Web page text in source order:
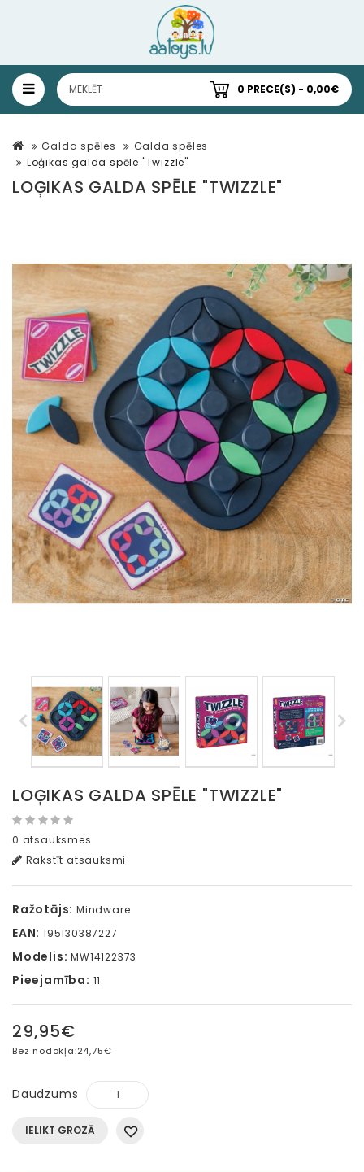
0 PRECE(S) - 0,00€
Galda spēles
Galda spēles
Loģikas galda spēle "Twizzle"
LOĢIKAS GALDA SPĒLE "TWIZZLE"
LOĢIKAS GALDA SPĒLE "TWIZZLE"
0 atsauksmes
Rakstīt atsauksmi
Ražotājs: Mindware
EAN: 195130387227
Modelis: MW14122373
Pieejamība: 11
29,95€
Bez nodokļa:24,75€
Daudzums
IELIKT GROZĀ